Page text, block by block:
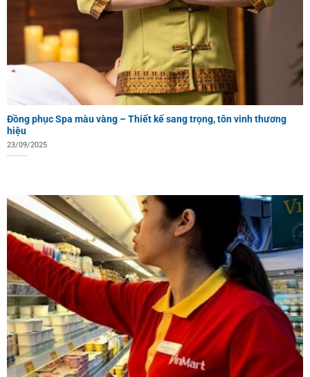
Đồng phục Spa màu vàng – Thiết kế sang trọng, tôn vinh thương
hiệu
23/09/2025